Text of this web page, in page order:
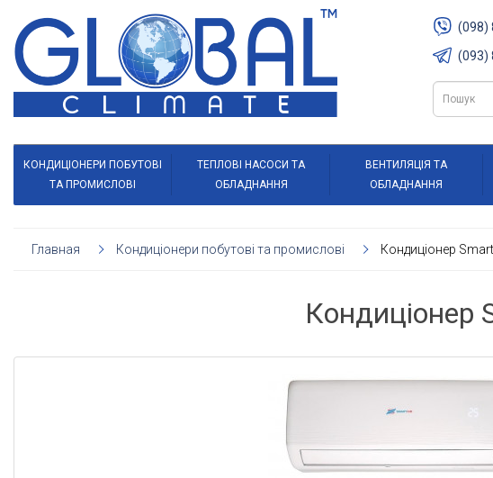
(098)
(093)
КОНДИЦІОНЕРИ ПОБУТОВІ
ТА ПРОМИСЛОВІ
ТЕПЛОВІ НАСОСИ ТА
ОБЛАДНАННЯ
ВЕНТИЛЯЦІЯ ТА
ОБЛАДНАННЯ
Главная Кондиціонери побутові та промислові Кондиціонер
Кондиціонер